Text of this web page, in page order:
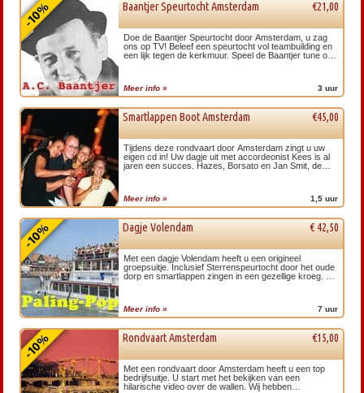
Baantjer Speurtocht Amsterdam €21,00
Doe de Baantjer Speurtocht door Amsterdam, u zag
ons op TV! Beleef een speurtocht vol teambuilding en
een lijk tegen de kerkmuur. Speel de Baantjer tune op
Meer info » 3 uur
Smartlappen Boot Amsterdam €45,00
Tijdens deze rondvaart door Amsterdam zingt u uw
eigen cd in! Uw dagje uit met accordeonist Kees is al
jaren een succes. Hazes, Borsato en Jan Smit, de
Meer info » 1,5 uur
Dagje Volendam € 42,50
Met een dagje Volendam heeft u een origineel
groepsuitje. Inclusief Sterrenspeurtocht door het oude
dorp en smartlappen zingen in een gezellige kroeg. U
Meer info » 7 uur
Rondvaart Amsterdam €15,00
Met een rondvaart door Amsterdam heeft u een top
bedrijfsuitje. U start met het bekijken van een
hilarische video over de wallen. Wij hebben